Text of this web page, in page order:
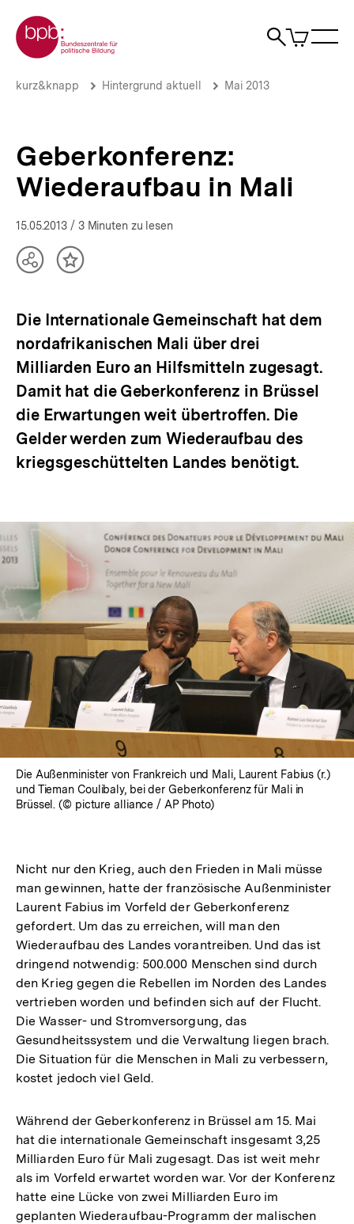
zum
Seiteninhalt
springen
Zur Startseite der bpb
Suche
Artikel
im
Geberkonferenz:
Hintergrund
aktuell
Brotkrümelnavigation
Pfadnavigation
kurz&knapp Hintergrund aktuell Mai 2013
Geberkonferenz:
Wiederaufbau in Mali
15.05.2013 / 3 Minuten zu lesen
TeilenInhalt
Die Internationale Gemeinschaft hat dem
nordafrikanischen Mali über drei
Milliarden Euro an Hilfsmitteln zugesagt.
Damit hat die Geberkonferenz in Brüssel
die Erwartungen weit übertroffen. Die
Gelder werden zum Wiederaufbau des
kriegsgeschüttelten Landes benötigt.
Die Außenminister von Frankreich und Mali, Laurent Fabius (r.)
und Tieman Coulibaly, bei der Geberkonferenz für Mali in
Brüssel. (© picture alliance / AP Photo)
Nicht nur den Krieg, auch den Frieden in Mali müsse
man gewinnen, hatte der französische Außenminister
Laurent Fabius im Vorfeld der Geberkonferenz
gefordert. Um das zu erreichen, will man den
Wiederaufbau des Landes vorantreiben. Und das ist
dringend notwendig: 500.000 Menschen sind durch
den Krieg gegen die Rebellen im Norden des Landes
vertrieben worden und befinden sich auf der Flucht.
Die Wasser- und Stromversorgung, das
Gesundheitssystem und die Verwaltung liegen brach.
Die Situation für die Menschen in Mali zu verbessern,
kostet jedoch viel Geld.
Während der Geberkonferenz in Brüssel am 15. Mai
hat die internationale Gemeinschaft insgesamt 3,25
Milliarden Euro für Mali zugesagt. Das ist weit mehr
als im Vorfeld erwartet worden war. Vor der Konferenz
hatte eine Lücke von zwei Milliarden Euro im
geplanten Wiederaufbau-Programm der malischen